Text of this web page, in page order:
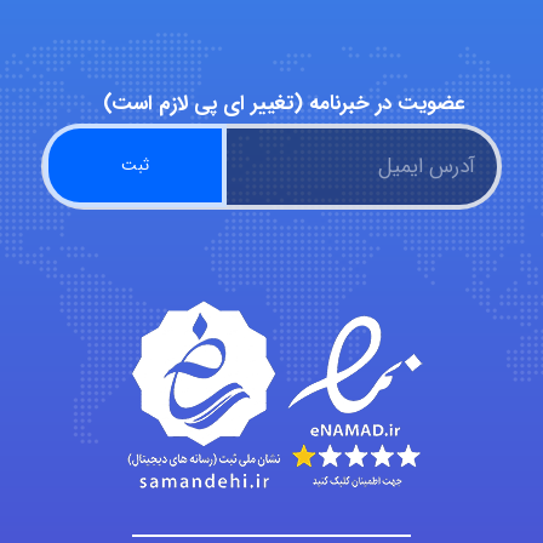
Niloofar
USER124
malekf
abolfazlkoshehe
abolfazlkoshehe
عضویت در خبرنامه (تغییر ای پی لازم است)